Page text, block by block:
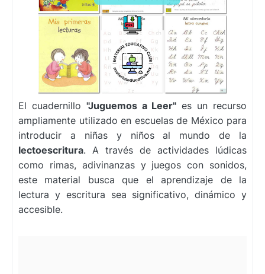
El cuadernillo "Juguemos a Leer" es un recurso
ampliamente utilizado en escuelas de México para
introducir a niñas y niños al mundo de la
lectoescritura. A través de actividades lúdicas
como rimas, adivinanzas y juegos con sonidos,
este material busca que el aprendizaje de la
lectura y escritura sea significativo, dinámico y
accesible.